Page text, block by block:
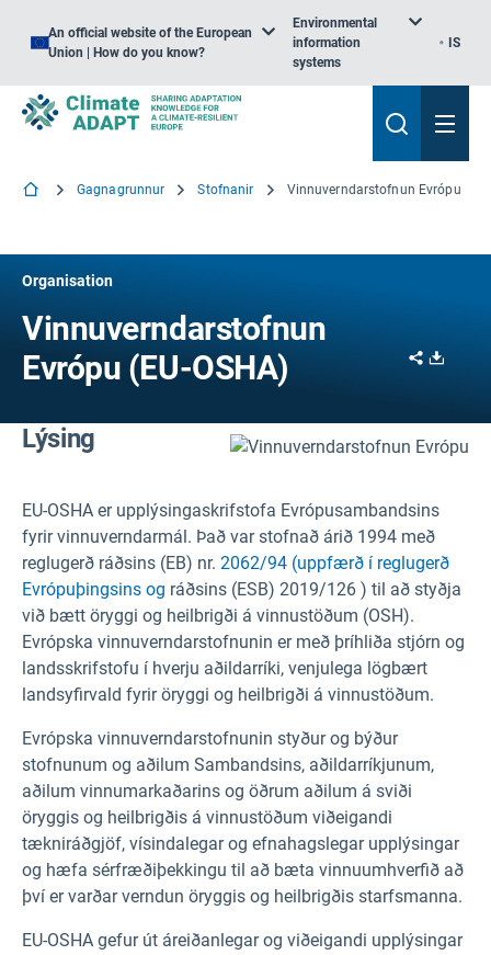
An official website of the European
Union | How do you know?
Environmental
information
systems
IS
Gagnagrunnur Stofnanir Vinnuverndarstofnun Evrópu
Organisation
Vinnuverndarstofnun
Evrópu (EU-OSHA)
Share
Lýsing
EU-OSHA er upplýsingaskrifstofa Evrópusambandsins
fyrir vinnuverndarmál. Það var stofnað árið 1994 með
reglugerð ráðsins (EB) nr. 2062/94 (uppfærð í reglugerð
Evrópuþingsins og ráðsins (ESB) 2019/126 ) til að styðja
við bætt öryggi og heilbrigði á vinnustöðum (OSH).
Evrópska vinnuverndarstofnunin er með þríhliða stjórn og
landsskrifstofu í hverju aðildarríki, venjulega lögbært
landsyfirvald fyrir öryggi og heilbrigði á vinnustöðum.
Evrópska vinnuverndarstofnunin styður og býður
stofnunum og aðilum Sambandsins, aðildarríkjunum,
aðilum vinnumarkaðarins og öðrum aðilum á sviði
öryggis og heilbrigðis á vinnustöðum viðeigandi
tækniráðgjöf, vísindalegar og efnahagslegar upplýsingar
og hæfa sérfræðiþekkingu til að bæta vinnuumhverfið að
því er varðar verndun öryggis og heilbrigðis starfsmanna.
EU-OSHA gefur út áreiðanlegar og viðeigandi upplýsingar